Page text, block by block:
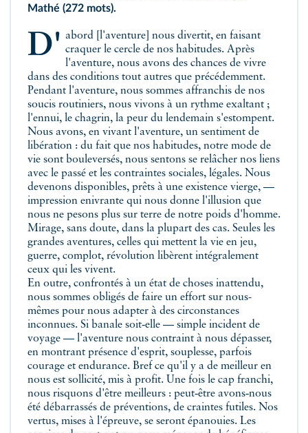
Mathé (272 mots).
D'abord [l'aventure] nous divertit, en faisant craquer le cercle de nos habitudes. Après
l'aventure, nous avons des chances de vivre
dans des conditions tout autres que précédemment.
Pendant l'aventure, nous sommes affranchis de nos
soucis routiniers, nous vivons à un rythme exaltant ;
l'ennui, le chagrin, la peur du lendemain s'estompent.
Nous avons, en vivant l'aventure, un sentiment de
libération : du fait que nos habitudes, notre mode de
vie sont bouleversés, nous sentons se relâcher nos liens
avec le passé et les contraintes sociales, légales. Nous
devenons disponibles, prêts à une existence vierge, —
impression enivrante qui nous donne l'illusion que
nous ne pesons plus sur terre de notre poids d'homme.
Mirage, sans doute, dans la plupart des cas. Seules les
grandes aventures, celles qui mettent la vie en jeu,
guerre, complot, révolution libèrent intégralement
ceux qui les vivent.
En outre, confrontés à un état de choses inattendu,
nous sommes obligés de faire un effort sur nous-
mêmes pour nous adapter à des circonstances
inconnues. Si banale soit‑elle — simple incident de
voyage — l'aventure nous contraint à nous dépasser,
en montrant présence d'esprit, souplesse, parfois
courage et endurance. Bref ce qu'il y a de meilleur en
nous est sollicité, mis à profit. Une fois le cap franchi,
nous risquons d'être meilleurs : peut‑être avons‑nous
été débarrassés de préventions, de craintes futiles. Nos
vertus, mises à l'épreuve, se seront épanouies. Les